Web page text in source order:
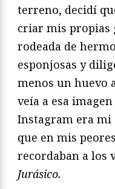
terreno, decidí
criar mis propias
rodeada de
esponjosas y
menos un huevo
veía a esa
Instagram era mi
que en mis
recordaban a los
Jurásico.